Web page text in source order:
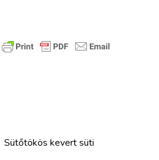
Sütőtökös kevert süti